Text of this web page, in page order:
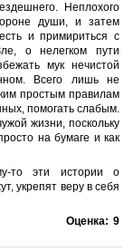
Неплохого
души, и затем
и примириться с
о нелегком пути
мук нечистой
Всего лишь не
простым правилам
помогать слабым.
жизни, поскольку
на бумаге и как
то эти истории о
укрепят веру в себя
Оценка: 9